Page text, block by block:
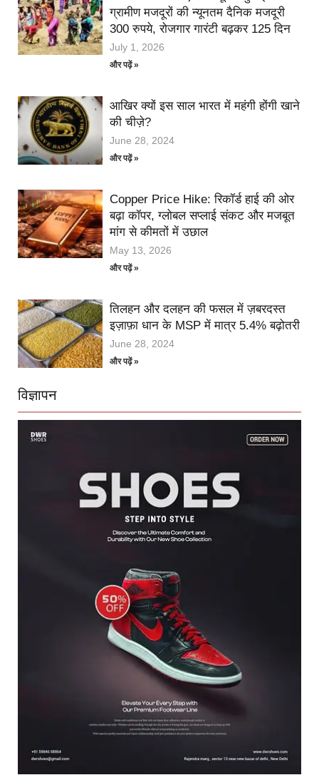
ग्रामीण मजदूरों की न्यूनतम दैनिक मजदूरी
300 रुपये, रोजगार गारंटी बढ़कर 125 दिन
July 1, 2026
और पढ़ें »
आखिर क्यों इस साल भारत में महंगी होंगी खाने
की चीज़े?
June 28, 2024
और पढ़ें »
Copper Price Hike: रिकॉर्ड हाई की ओर
बढ़ा कॉपर, ग्लोबल सप्लाई संकट और मजबूत
मांग से कीमतों में उछाल
May 13, 2026
और पढ़ें »
तिलहन और दलहन की फसल में ज़बरदस्त
इज़ाफ़ा धान के MSP में मात्र 5.4% बढ़ोतरी
June 28, 2024
और पढ़ें »
विज्ञापन